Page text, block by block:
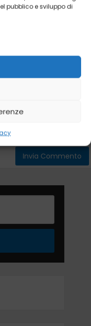
pubblico e sviluppo di